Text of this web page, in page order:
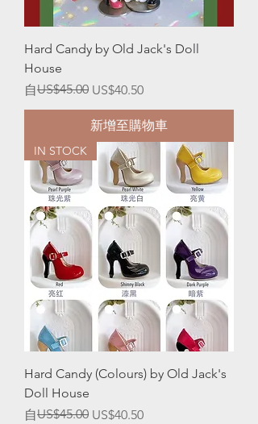
Hard Candy by Old Jack's Doll
House
自
一般價格
US$45.00 US$40.50
促銷價格
新增至購物車
IN STOCK
Hard Candy (Colours) by Old Jack's
Doll House
自
一般價格
US$45.00 US$40.50
促銷價格